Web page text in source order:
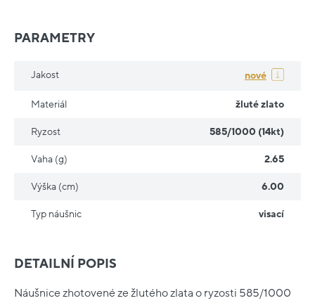
DETAILNÍ POPIS
Náušnice zhotovené ze žlutého zlata o ryzosti 585/1000
PARAMETRY
Jakost nové
Materiál žluté zlato
Ryzost 585/1000 (14kt)
Vaha (g) 2.65
Výška (cm) 6.00
Typ náušnic visací